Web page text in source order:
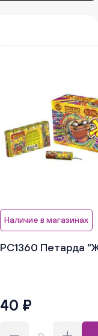
Наличие в магазинах
РС1360 Петарда
40 ₽